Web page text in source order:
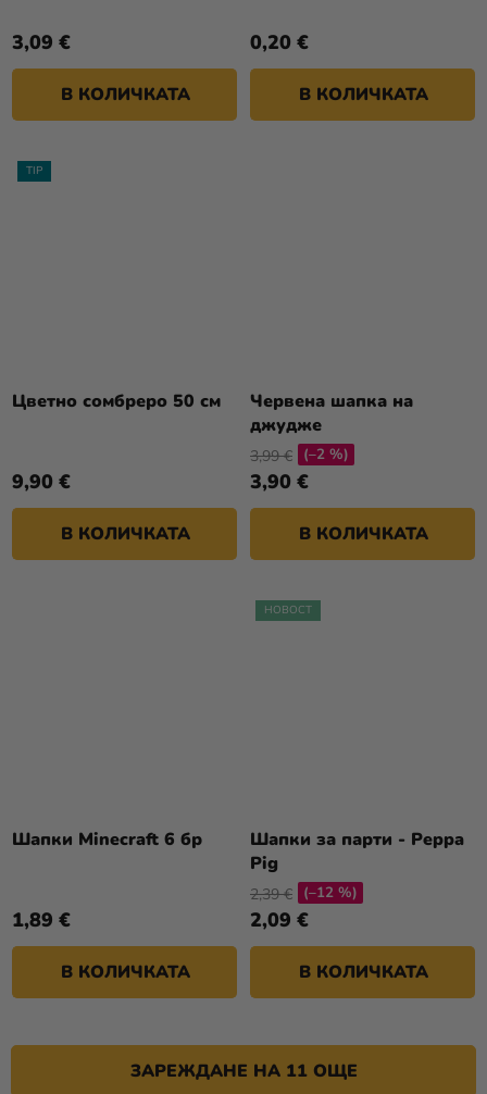
3,09 €
В КОЛИЧКАТА
0,20 €
В КОЛИЧКАТА
TIP
Цветно сомбреро 50 см
9,90 €
В КОЛИЧКАТА
Червена шапка на
джудже
3,90 €
3,99 € (–2 %)
В КОЛИЧКАТА
Шапки Minecraft 6 бр
1,89 €
В КОЛИЧКАТА
НОВОСТ
Шапки за парти - Peppa
Pig
2,09 €
2,39 € (–12 %)
В КОЛИЧКАТА
ЗАРЕЖДАНЕ НА 11 ОЩЕ